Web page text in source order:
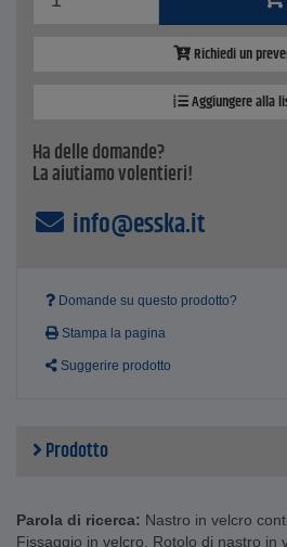
Richiedi un
Aggiungere alla
Ha delle domande?
La aiutiamo volentieri!
info@esska.it
Domande su questo prodotto?
Stampa la pagina
Suggerire prodotto
Prodotto
Parola di ricerca: Nastro in velcro
Fissaggio in velcro, Rotolo di nastro in